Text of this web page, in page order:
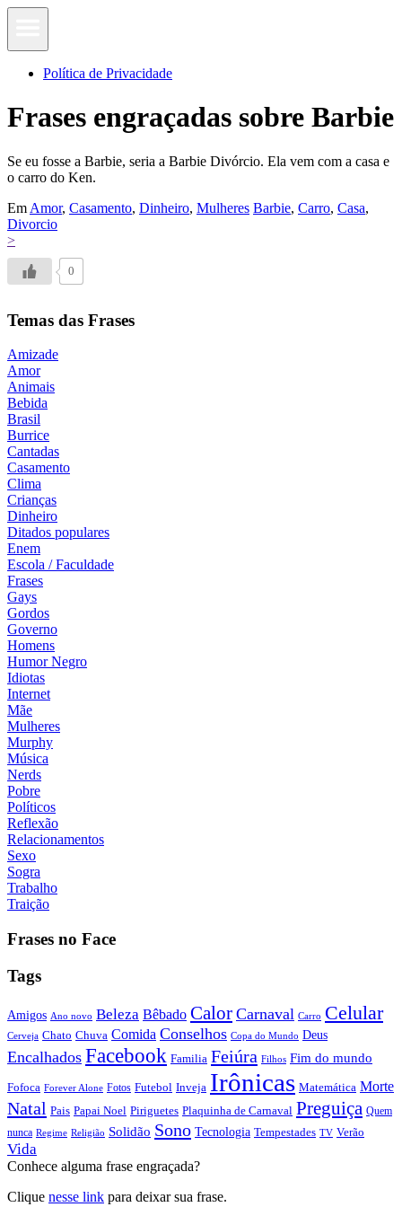
Política de Privacidade
Frases engraçadas sobre Barbie
Se eu fosse a Barbie, seria a Barbie Divórcio. Ela vem com a casa e
o carro do Ken.
Em Amor, Casamento, Dinheiro, Mulheres Barbie, Carro, Casa,
Divorcio
>
0
Temas das Frases
Amizade
Amor
Animais
Bebida
Brasil
Burrice
Cantadas
Casamento
Clima
Crianças
Dinheiro
Ditados populares
Enem
Escola / Faculdade
Frases
Gays
Gordos
Governo
Homens
Humor Negro
Idiotas
Internet
Mãe
Mulheres
Murphy
Música
Nerds
Pobre
Políticos
Reflexão
Relacionamentos
Sexo
Sogra
Trabalho
Traição
Frases no Face
Tags
Amigos Ano novo Beleza Bêbado Calor Carnaval Carro Celular
Cerveja Chato Chuva Comida Conselhos Copa do Mundo Deus
Encalhados Facebook Familia Feiúra Filhos Fim do mundo
Fofoca Forever Alone Fotos Futebol Inveja Irônicas Matemática Morte
Natal Pais Papai Noel Piriguetes Plaquinha de Carnaval Preguiça Quem
nunca Regime Religião Solidão Sono Tecnologia Tempestades TV Verão
Vida
Conhece alguma frase engraçada?
Clique nesse link para deixar sua frase.